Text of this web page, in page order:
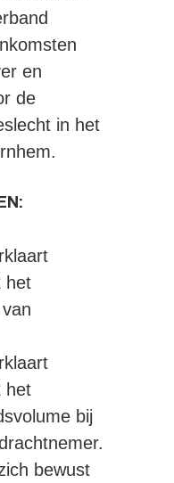
en
de
in het
het
het
bij
bewust